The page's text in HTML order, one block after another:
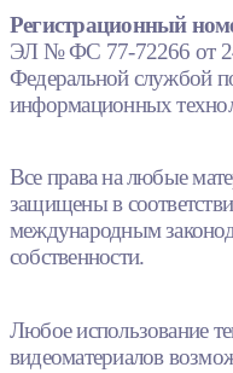
Регистрационный
ЭЛ № ФС 77-72266 от
Федеральной службой
информационных
Все права на любые
защищены в
международным
собственности.
Любое использование
видеоматериалов